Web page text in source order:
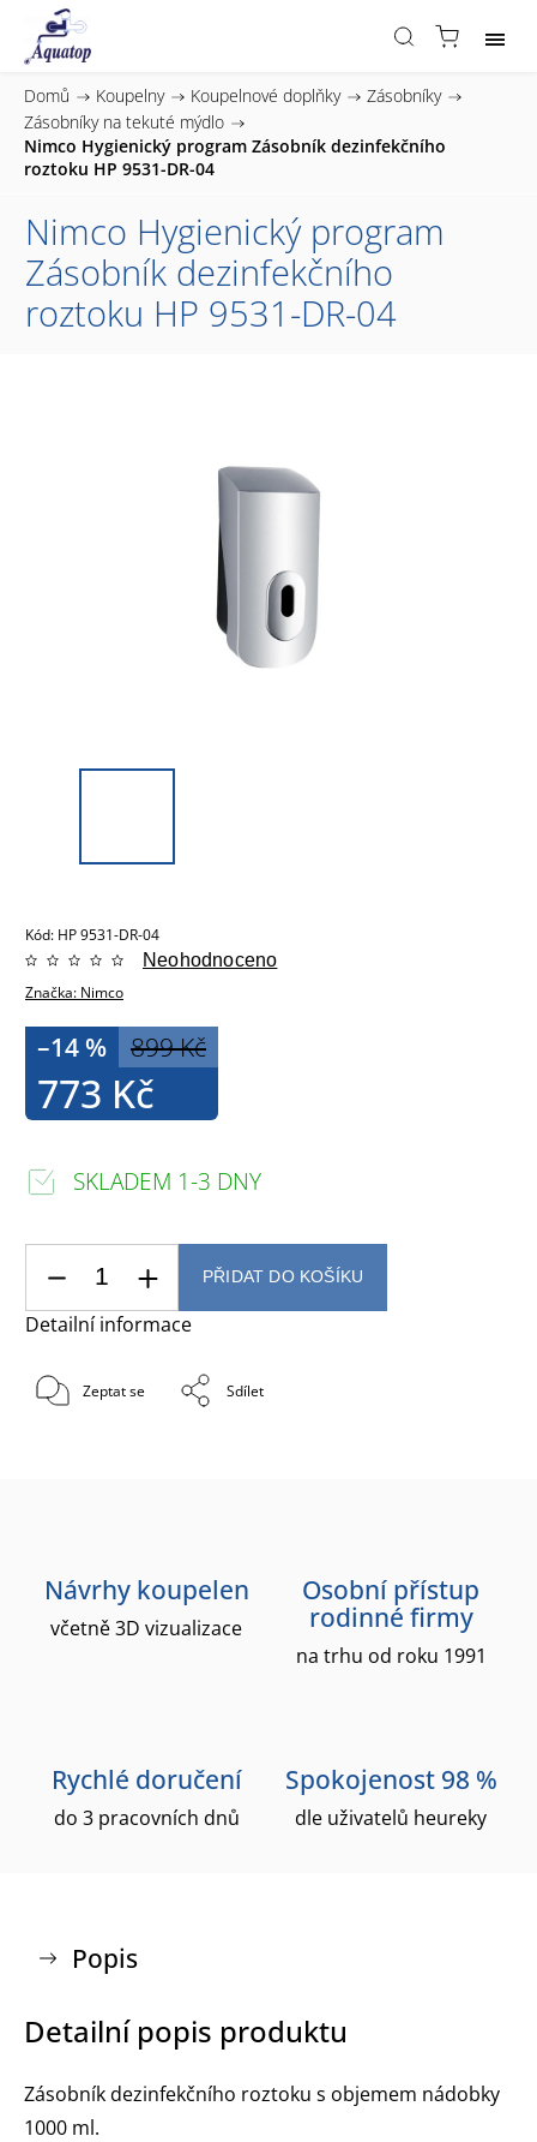
Domů / Koupelny / Koupelnové doplňky / Zásobníky /
Zásobníky na tekuté mýdlo /
Nimco Hygienický program Zásobník dezinfekčního
roztoku HP 9531-DR-04
Nimco Hygienický program
Zásobník dezinfekčního
roztoku HP 9531-DR-04
Kód: HP 9531-DR-04
Značka: Nimco
Neohodnoceno
899 Kč
–14 %
773 Kč
SKLADEM 1-3 DNY
PŘIDAT DO KOŠÍKU
Detailní informace
Zeptat se Sdílet
Návrhy koupelen
včetně 3D vizualizace
Osobní přístup
rodinné firmy
na trhu od roku 1991
Rychlé doručení
do 3 pracovních dnů
Spokojenost 98 %
dle uživatelů heureky
Popis
Detailní popis produktu
Zásobník dezinfekčního roztoku s objemem nádobky
1000 ml.